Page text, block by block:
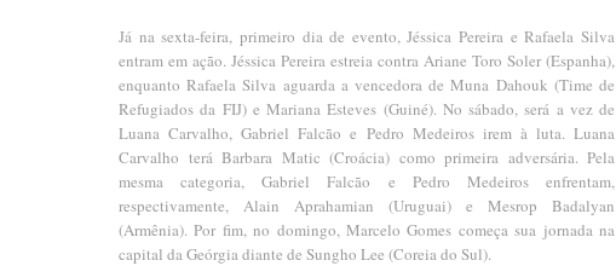
Já na sexta-feira, primeiro dia de evento, Jéssica Pereira e Rafaela Silva
entram em ação. Jéssica Pereira estreia contra Ariane Toro Soler (Espanha),
enquanto Rafaela Silva aguarda a vencedora de Muna Dahouk (Time de
Refugiados da FIJ) e Mariana Esteves (Guiné). No sábado, será a vez de
Luana Carvalho, Gabriel Falcão e Pedro Medeiros irem à luta. Luana
Carvalho terá Barbara Matic (Croácia) como primeira adversária. Pela
mesma categoria, Gabriel Falcão e Pedro Medeiros enfrentam,
respectivamente, Alain Aprahamian (Uruguai) e Mesrop Badalyan
(Armênia). Por fim, no domingo, Marcelo Gomes começa sua jornada na
capital da Geórgia diante de Sungho Lee (Coreia do Sul).